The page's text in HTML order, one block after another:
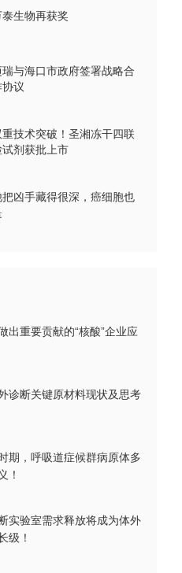
泰生物再获奖
瑞与海口市政府签署战略合
协议
重技术突破！圣湘冻干四联
试剂获批上市
把凶手藏得很深，癌细胞也
出重要贡献的“核酸”企业应
诊断关键原材料现状及思考
期，呼吸道症候群病原体多
！
实验室需求释放将成为体外
级！